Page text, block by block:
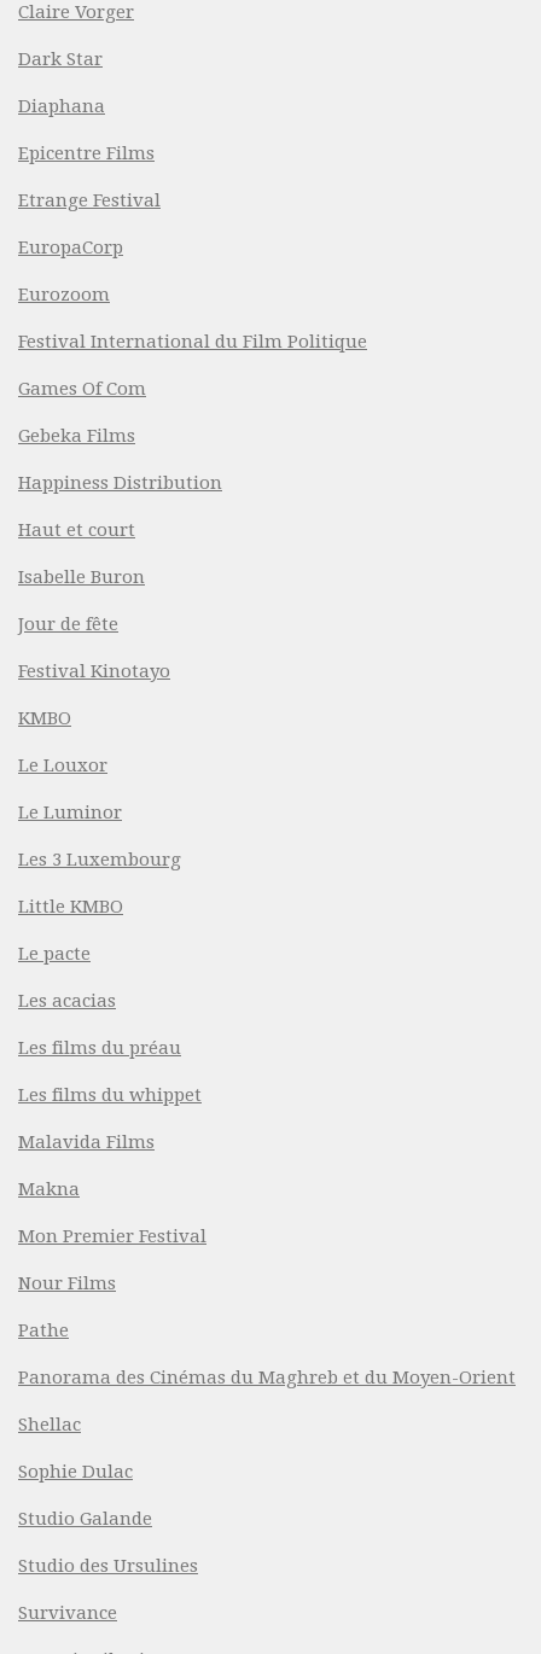
Claire Vorger
Dark Star
Diaphana
Epicentre Films
Etrange Festival
EuropaCorp
Eurozoom
Festival International du Film Politique
Games Of Com
Gebeka Films
Happiness Distribution
Haut et court
Isabelle Buron
Jour de fête
Festival Kinotayo
KMBO
Le Louxor
Le Luminor
Les 3 Luxembourg
Little KMBO
Le pacte
Les acacias
Les films du préau
Les films du whippet
Malavida Films
Makna
Mon Premier Festival
Nour Films
Pathe
Panorama des Cinémas du Maghreb et du Moyen-Orient
Shellac
Sophie Dulac
Studio Galande
Studio des Ursulines
Survivance